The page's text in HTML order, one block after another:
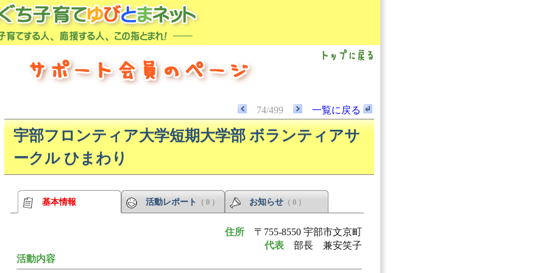
74/499 一覧に戻る
宇部フロンティア大学短期大学部 ボランティアサ
ークル ひまわり
基本情報 活動レポート （ 0 ） お知らせ （ 0 ）
住所 〒755-8550 宇部市文京町
代表 部長 兼安笑子
活動内容